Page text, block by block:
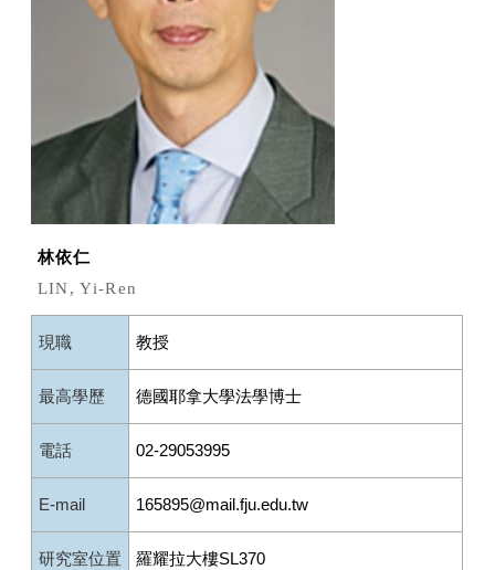
林依仁
LIN, Yi-Ren
現職 教授
最高學歷 德國耶拿大學法學博士
電話 02-29053995
E-mail 165895@mail.fju.edu.tw
研究室位置 羅耀拉大樓SL370